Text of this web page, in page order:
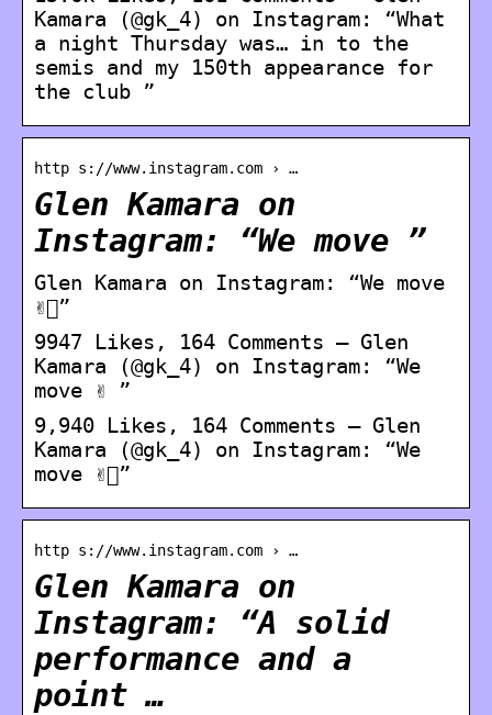
Kamara (@gk_4) on Instagram: “What
a night Thursday was… in to the
semis and my 150th appearance for
the club ”
http s://www.instagram.com › …
Glen Kamara on
Instagram: “We move ”
Glen Kamara on Instagram: “We move
✌🏾”
9947 Likes, 164 Comments – Glen
Kamara (@gk_4) on Instagram: “We
move ✌ ”
9,940 Likes, 164 Comments – Glen
Kamara (@gk_4) on Instagram: “We
move ✌🏾”
http s://www.instagram.com › …
Glen Kamara on
Instagram: “A solid
performance and a
point …